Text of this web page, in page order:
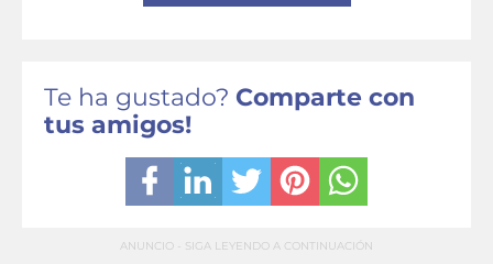
Te ha gustado? Comparte con
tus amigos!
ANUNCIO - SIGA LEYENDO A CONTINUACIÓN